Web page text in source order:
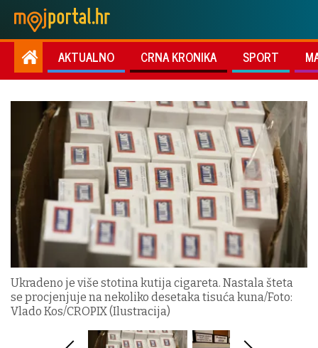
AKTUALNO CRNA KRONIKA SPORT
Ukradeno je više stotina kutija cigareta. Nastala šteta
se procjenjuje na nekoliko desetaka tisuća kuna/Foto:
Vlado Kos/CROPIX (Ilustracija)